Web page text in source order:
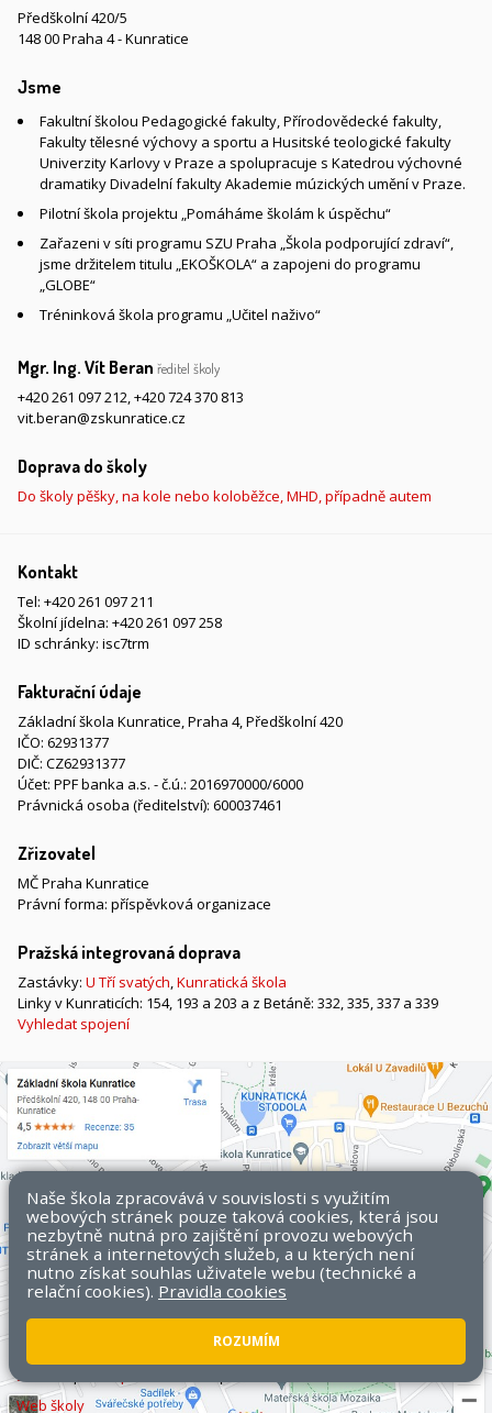
Předškolní 420/5
148 00 Praha 4 - Kunratice
Jsme
Fakultní školou Pedagogické fakulty, Přírodovědecké fakulty,
Fakulty tělesné výchovy a sportu a Husitské teologické fakulty
Univerzity Karlovy v Praze a spolupracuje s Katedrou výchovné
dramatiky Divadelní fakulty Akademie múzických umění v Praze.
Pilotní škola projektu „Pomáháme školám k úspěchu“
Zařazeni v síti programu SZU Praha „Škola podporující zdraví“,
jsme držitelem titulu „EKOŠKOLA“ a zapojeni do programu
„GLOBE“
Tréninková škola programu „Učitel naživo“
Mgr. Ing. Vít Beran ředitel školy
+420 261 097 212,+420 724 370 813
vit.beran@zskunratice.cz
Doprava do školy
Do školy pěšky, na kole nebo koloběžce, MHD, případně autem
Kontakt
Tel: +420 261 097 211
Školní jídelna: +420 261 097 258
ID schránky: isc7trm
Fakturační údaje
Základní škola Kunratice, Praha 4, Předškolní 420
IČO: 62931377
DIČ: CZ62931377
Účet: PPF banka a.s. - č.ú.: 2016970000/6000
Právnická osoba (ředitelství): 600037461
Zřizovatel
MČ Praha Kunratice
Právní forma: příspěvková organizace
Pražská integrovaná doprava
Zastávky: U Tří svatých,Kunratická škola
Linky v Kunraticích: 154, 193 a 203 a z Betáně: 332, 335, 337 a 339
Vyhledat spojení
stránek
Web školy
Naše škola zpracovává v souvislosti s využitím
webových stránek pouze taková cookies, která jsou
nezbytně nutná pro zajištění provozu webových
stránek a internetových služeb, a u kterých není
nutno získat souhlas uživatele webu (technické a
relační cookies). Pravidla cookies
ROZUMÍM